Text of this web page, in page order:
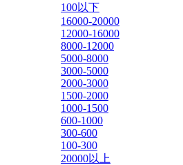
100以下
16000-20000
12000-16000
8000-12000
5000-8000
3000-5000
2000-3000
1500-2000
1000-1500
600-1000
300-600
100-300
20000以上